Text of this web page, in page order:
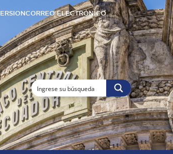
CORREO ELECTRÓNICO